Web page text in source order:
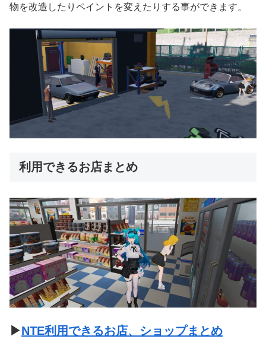
物を改造したりペイントを変えたりする事ができます。
利用できるお店まとめ
▶NTE利用できるお店、ショップまとめ